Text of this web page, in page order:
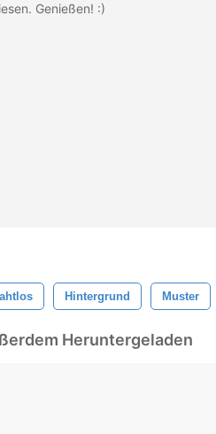
Genießen! :)
Hintergrund Muster
Heruntergeladen